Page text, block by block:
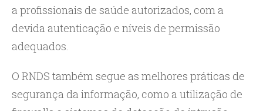
a profissionais de saúde autorizados, com a
devida autenticação e níveis de permissão
adequados.
O RNDS também segue as melhores práticas de
segurança da informação, como a utilização de